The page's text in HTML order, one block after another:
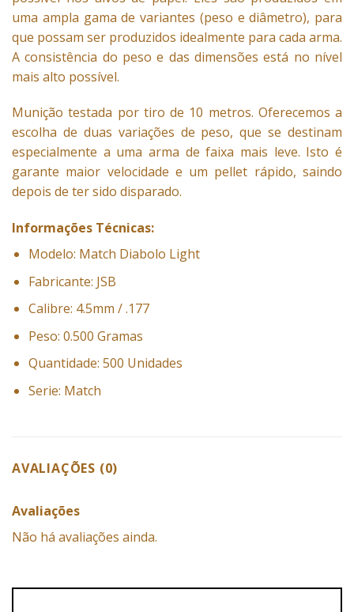
uma ampla gama de variantes (peso e diâmetro), para
que possam ser produzidos idealmente para cada arma.
A consistência do peso e das dimensões está no nível
mais alto possível.
Munição testada por tiro de 10 metros. Oferecemos a
escolha de duas variações de peso, que se destinam
especialmente a uma arma de faixa mais leve. Isto é
garante maior velocidade e um pellet rápido, saindo
depois de ter sido disparado.
Informações Técnicas:
Modelo: Match Diabolo Light
Fabricante: JSB
Calibre: 4.5mm / .177
Peso: 0.500 Gramas
Quantidade: 500 Unidades
Serie: Match
AVALIAÇÕES (0)
Avaliações
Não há avaliações ainda.